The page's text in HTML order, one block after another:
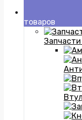
товаров